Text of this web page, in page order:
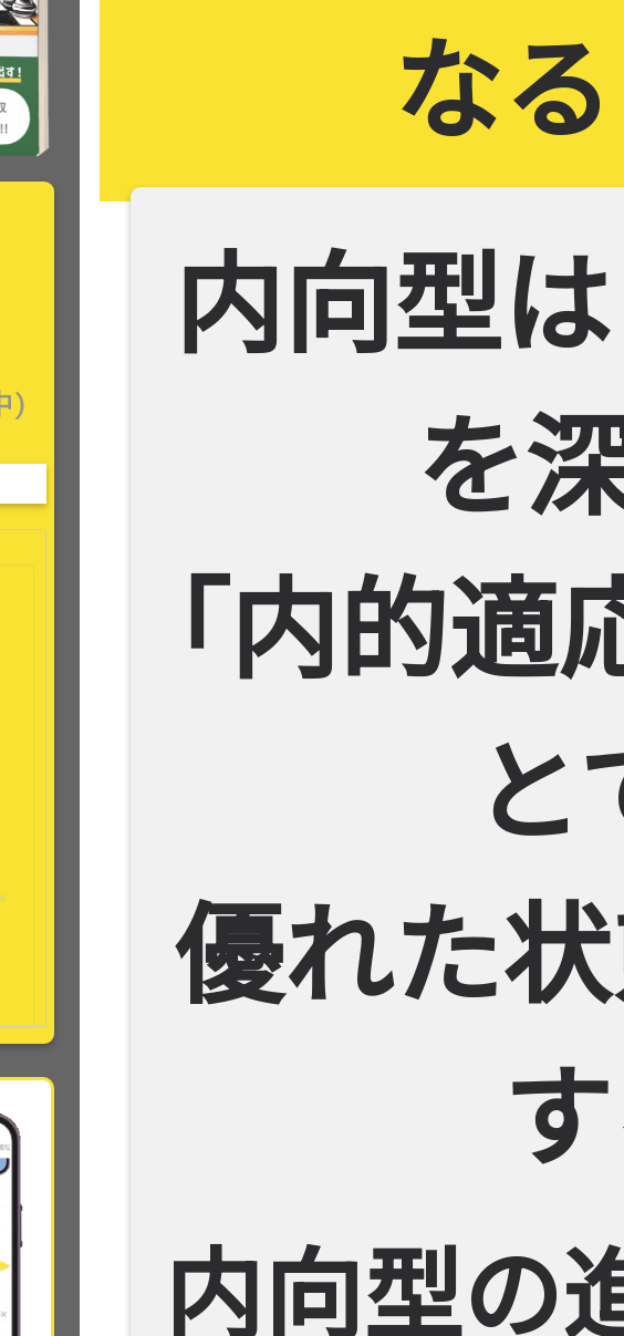
な
内向型
を
｢内的適
優れた
内向型の